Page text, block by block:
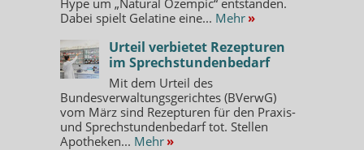
Dabei spielt Gelatine eine... Mehr »
Urteil verbietet Rezepturen
im Sprechstundenbedarf
Mit dem Urteil des
Bundesverwaltungsgerichtes (BVerwG)
vom März sind Rezepturen für den Praxis-
und Sprechstundenbedarf tot. Stellen
Apotheken... Mehr »